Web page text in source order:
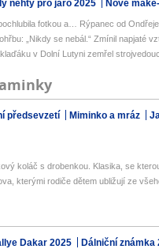
nehty pro jaro 2025 Nové
fotkou a… Rýpanec od Ondřeje
„Nikdy se nebál.“ Zmínil napjaté
v Dolní Lutyni zemřel
předsevzetí Miminko a mráz
koláč s drobenkou. Klasika, se kterou
kterými rodiče dětem ubližují ze
Dakar 2025 Dálniční známka